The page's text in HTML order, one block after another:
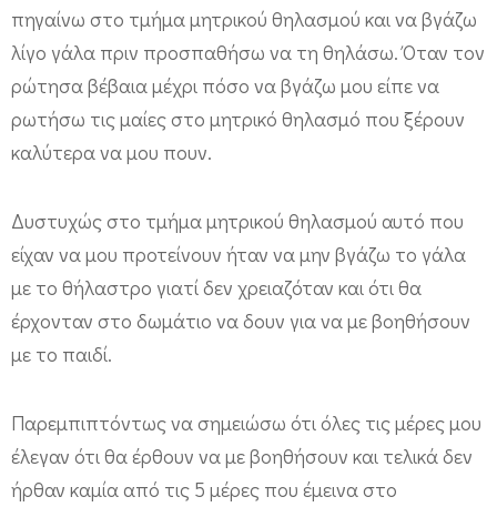
πηγαίνω στο τμήμα μητρικού θηλασμού και να βγάζω
λίγο γάλα πριν προσπαθήσω να τη θηλάσω. Όταν τον
ρώτησα βέβαια μέχρι πόσο να βγάζω μου είπε να
ρωτήσω τις μαίες στο μητρικό θηλασμό που ξέρουν
καλύτερα να μου πουν.
Δυστυχώς στο τμήμα μητρικού θηλασμού αυτό που
είχαν να μου προτείνουν ήταν να μην βγάζω το γάλα
με το θήλαστρο γιατί δεν χρειαζόταν και ότι θα
έρχονταν στο δωμάτιο να δουν για να με βοηθήσουν
με το παιδί.
Παρεμπιπτόντως να σημειώσω ότι όλες τις μέρες μου
έλεγαν ότι θα έρθουν να με βοηθήσουν και τελικά δεν
ήρθαν καμία από τις 5 μέρες που έμεινα στο